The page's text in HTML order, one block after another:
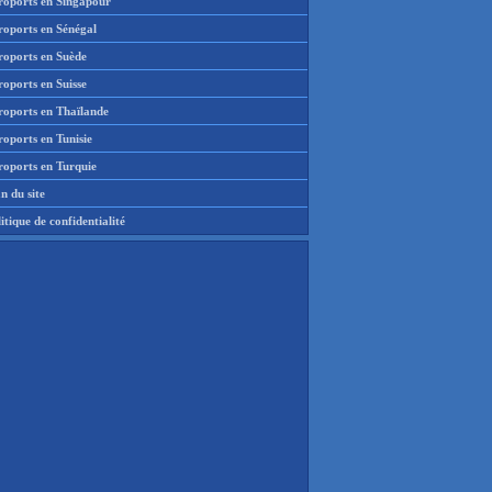
en Sénégal
en Suède
en Suisse
en Thaïlande
en Tunisie
en Turquie
du site
de confidentialité